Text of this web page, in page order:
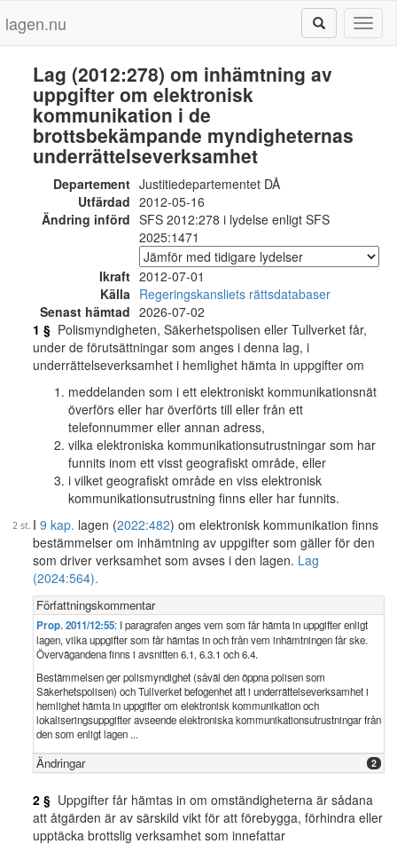
lagen.nu
Lag (2012:278) om inhämtning av
uppgifter om elektronisk
kommunikation i de
brottsbekämpande myndigheternas
underrättelseverksamhet
Departement Justitiedepartementet DÅ
Utfärdad 2012-05-16
Ändring införd SFS 2012:278 i lydelse enligt SFS
2025:1471
Ikraft 2012-07-01
Källa Regeringskansliets rättsdatabaser
Senast hämtad 2026-07-02
1 § Polismyndigheten, Säkerhetspolisen eller Tullverket får,
under de förutsättningar som anges i denna lag, i
underrättelseverksamhet i hemlighet hämta in uppgifter om
meddelanden som i ett elektroniskt kommunikationsnät
överförs eller har överförts till eller från ett
telefonnummer eller annan adress,
vilka elektroniska kommunikationsutrustningar som har
funnits inom ett visst geografiskt område, eller
i vilket geografiskt område en viss elektronisk
kommunikationsutrustning finns eller har funnits.
I 9 kap. lagen (2022:482) om elektronisk kommunikation finns
bestämmelser om inhämtning av uppgifter som gäller för den
som driver verksamhet som avses i den lagen. Lag
(2024:564).
Författningskommentar
Prop. 2011/12:55: I paragrafen anges vem som får hämta in uppgifter enligt
lagen, vilka uppgifter som får hämtas in och från vem inhämtningen får ske.
Övervägandena finns i avsnitten 6.1, 6.3.1 och 6.4.
Bestämmelsen ger polismyndighet (såväl den öppna polisen som
Säkerhetspolisen) och Tullverket befogenhet att i underrättelseverksamhet i
hemlighet hämta in uppgifter om elektronisk kommunikation och
lokaliseringsuppgifter avseende elektroniska kommunikationsutrustningar från
den som enligt lagen ...
Ändringar 2
2 § Uppgifter får hämtas in om omständigheterna är sådana
att åtgärden är av särskild vikt för att förebygga, förhindra eller
upptäcka brottslig verksamhet som innefattar